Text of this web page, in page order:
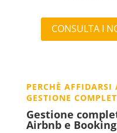
CONSULTA I
PERCHÈ AFFIDARSI
GESTIONE
Gestione
Airbnb e